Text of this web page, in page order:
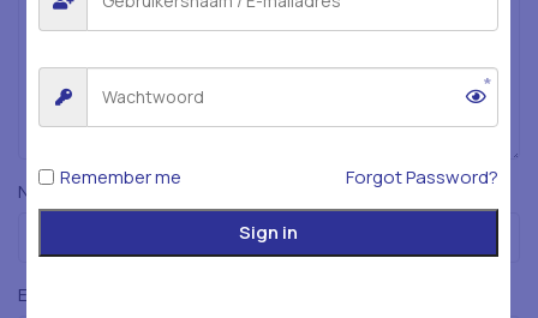
Naam*
E-mail
Remember me Forgot Password?
Sign in